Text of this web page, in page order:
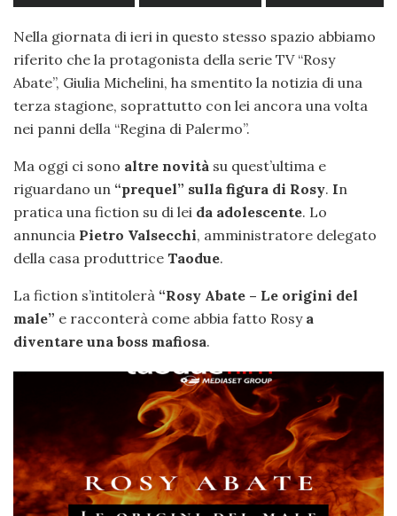
Nella giornata di ieri in questo stesso spazio abbiamo
riferito che la protagonista della serie TV “Rosy
Abate”, Giulia Michelini, ha smentito la notizia di una
terza stagione, soprattutto con lei ancora una volta
nei panni della “Regina di Palermo”.
Ma oggi ci sono altre novità su quest’ultima e
riguardano un “prequel” sulla figura di Rosy. In
pratica una fiction su di lei da adolescente. Lo
annuncia Pietro Valsecchi, amministratore delegato
della casa produttrice Taodue.
La fiction s’intitolerà “Rosy Abate – Le origini del
male” e racconterà come abbia fatto Rosya
diventare una boss mafiosa.